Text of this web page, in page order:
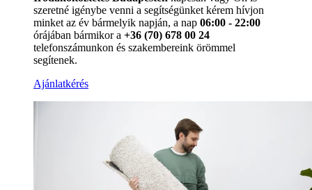
szeretné igénybe venni a segítségünket kérem hívjon
minket az év bármelyik napján, a nap 06:00 - 22:00
órájában bármikor a +36 (70) 678 00 24
telefonszámunkon és szakembereink örömmel
segítenek.
Ajánlatkérés